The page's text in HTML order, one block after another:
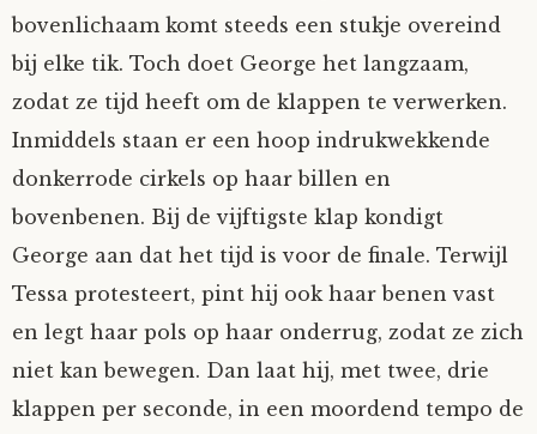
Juliette Stark
Lani
Nyncke
Rozemarijn
bovenlichaam komt steeds een stukje overeind
bij elke tik. Toch doet George het langzaam,
zodat ze tijd heeft om de klappen te verwerken.
Inmiddels staan er een hoop indrukwekkende
donkerrode cirkels op haar billen en
bovenbenen. Bij de vijftigste klap kondigt
George aan dat het tijd is voor de finale. Terwijl
Tessa protesteert, pint hij ook haar benen vast
en legt haar pols op haar onderrug, zodat ze zich
niet kan bewegen. Dan laat hij, met twee, drie
klappen per seconde, in een moordend tempo de